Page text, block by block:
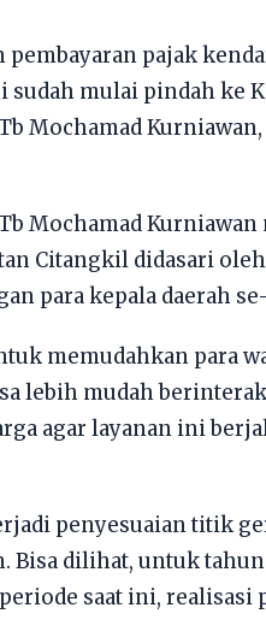
pembayaran pajak
sudah mulai pindah ke
Mochamad
Mochamad
Citangkil didasari
para kepala daerah
memudahkan para
lebih mudah
agar layanan ini
penyesuaian titik
dilihat, untuk
saat ini,